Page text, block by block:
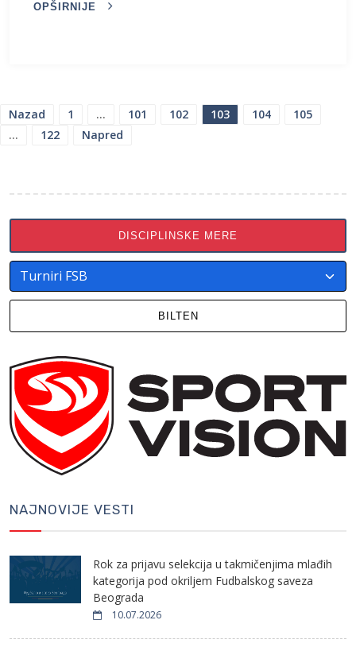
OPŠIRNIJE
ПАГИНАЦИЈА
ЧЛАНАКА
Nazad 1 … 101 102 103 104
105
…
122 Napred
DISCIPLINSKE MERE
BILTEN
NAJNOVIJE VESTI
Rok za prijavu selekcija u takmičenjima mlađih
kategorija pod okriljem Fudbalskog saveza
Beograda
10.07.2026